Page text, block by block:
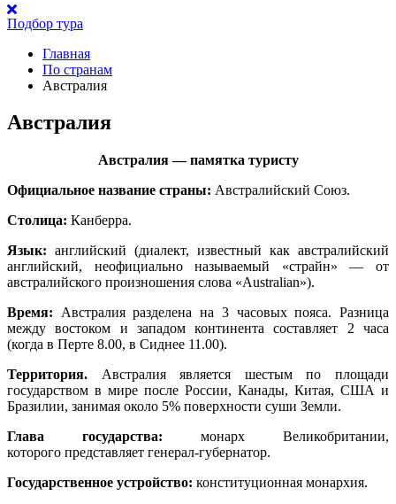
Подбор тура
Главная
По странам
Австралия
Австралия
Австралия — памятка туристу
Официальное название страны: Австралийский Союз.
Столица: Канберра.
Язык: английский (диалект, известный как австралийский
английский, неофициально называемый «страйн» — от
австралийского произношения слова «Australian»).
Время: Австралия разделена на 3 часовых пояса. Разница
между востоком и западом континента составляет 2 часа
(когда в Перте 8.00, в Сиднее 11.00).
Территория. Австралия является шестым по площади
государством в мире после России, Канады, Китая, США и
Бразилии, занимая около 5% поверхности суши Земли.
Глава государства: монарх Великобритании,
которого представляет генерал-губернатор.
Государственное устройство: конституционная монархия.